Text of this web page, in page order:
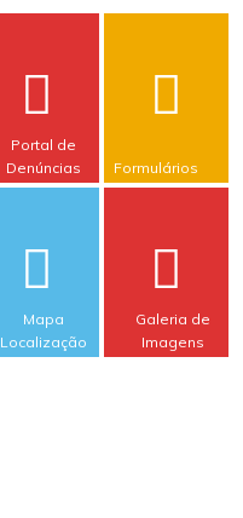
Portal de
Denúncias
Formulários
Mapa
Localização
Galeria de
Imagens